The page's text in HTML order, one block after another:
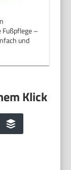
–
und
Buffer